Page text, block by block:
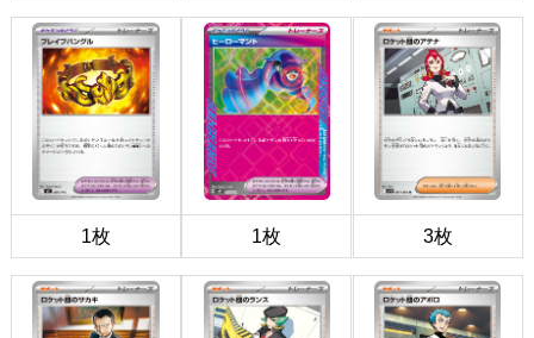
1枚 1枚 3枚